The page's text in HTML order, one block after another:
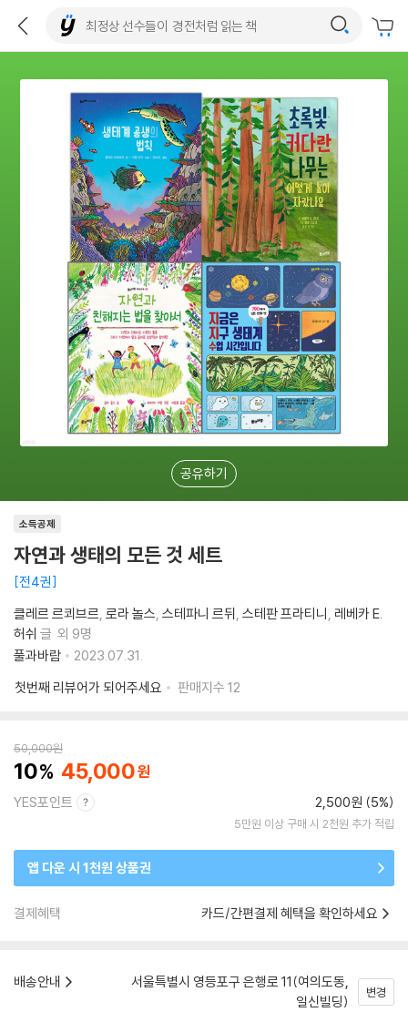
공유하기
소득공제
자연과 생태의 모든 것 세트
전4권
클레르 르쾨브르 로라 놀스 스테파니 르뒤 스테판 프라티니
레베카 E.
허쉬 글 외 9명
풀과바람
2023.07.31.
첫번째 리뷰어가 되어주세요
판매지수 12
50,000원
10 45,000
YES포인트 2,500원 (5%)
5만원 이상 구매 시 2천원 추가 적립
앱 다운 시 1천원 상품권
결제혜택 카드/간편결제 혜택을 확인하세요
배송안내
서울특별시 영등포구 은행로 11(여의도동,
일신빌딩)
변경